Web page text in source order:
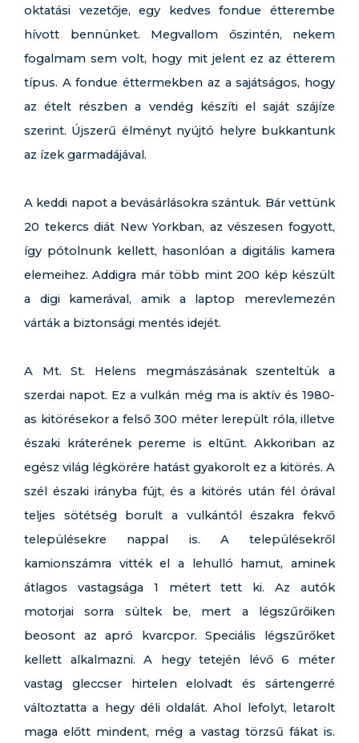
oktatási vezetője, egy kedves fondue étterembe
hívott bennünket. Megvallom őszintén, nekem
fogalmam sem volt, hogy mit jelent ez az étterem
típus. A fondue éttermekben az a sajátságos, hogy
az ételt részben a vendég készíti el saját szájíze
szerint. Újszerű élményt nyújtó helyre bukkantunk
az ízek garmadájával.
A keddi napot a bevásárlásokra szántuk. Bár vettünk
20 tekercs diát New Yorkban, az vészesen fogyott,
így pótolnunk kellett, hasonlóan a digitális kamera
elemeihez. Addigra már több mint 200 kép készült
a digi kamerával, amik a laptop merevlemezén
várták a biztonsági mentés idejét.
A Mt. St. Helens megmászásának szenteltük a
szerdai napot. Ez a vulkán még ma is aktív és 1980-
as kitörésekor a felső 300 méter lerepült róla, illetve
északi kráterének pereme is eltűnt. Akkoriban az
egész világ légkörére hatást gyakorolt ez a kitörés. A
szél északi irányba fújt, és a kitörés után fél órával
teljes sötétség borult a vulkántól északra fekvő
településekre nappal is. A településekről
kamionszámra vitték el a lehulló hamut, aminek
átlagos vastagsága 1 métert tett ki. Az autók
motorjai sorra sültek be, mert a légszűrőiken
beosont az apró kvarcpor. Speciális légszűrőket
kellett alkalmazni. A hegy tetején lévő 6 méter
vastag gleccser hirtelen elolvadt és sártengerré
változtatta a hegy déli oldalát. Ahol lefolyt, letarolt
maga előtt mindent, még a vastag törzsű fákat is.